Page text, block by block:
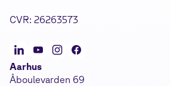
CVR: 26263573
Aarhus
Åboulevarden 69